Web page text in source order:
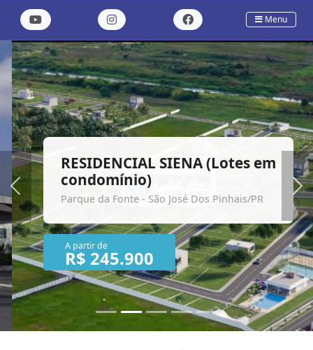
Menu
RESIDENCIAL SIENA (Lotes em
condomínio)
Parque da Fonte - São José Dos Pinhais/PR
A partir de
R$ 245.900
Previous